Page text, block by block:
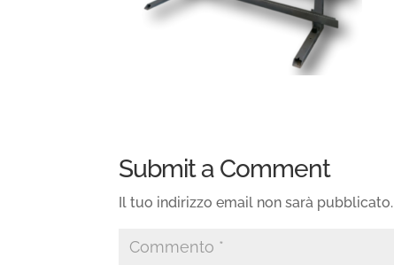
Submit a Comment
Il tuo indirizzo email non sarà pubblicato.